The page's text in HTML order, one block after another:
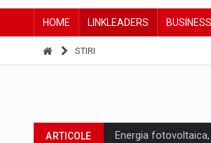
HOME LINKLEADERS
STIRI
ARTICOLE Energia